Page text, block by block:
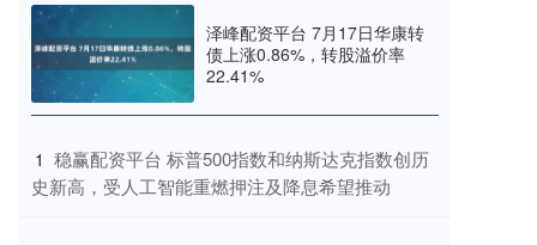
泽峰配资平台 7月17日华康转
债上涨0.86%，转股溢价率
22.41%
1 ​稳赢配资平台 标普500指数和纳斯达克指数创历
史新高，受人工智能重燃押注及降息希望推动